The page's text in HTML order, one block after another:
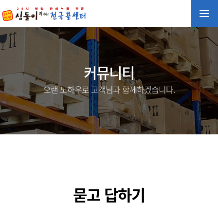
커뮤니티
오랜 노하우로 고객님과 함께하겠습니다.
묻고 답하기